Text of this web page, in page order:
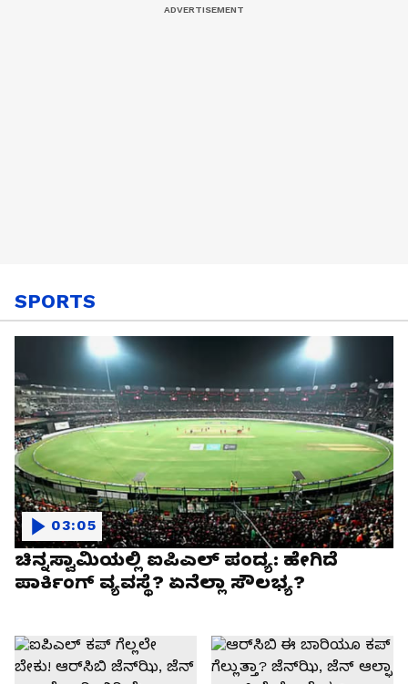
SPORTS
ಚಿನ್ನಸ್ವಾಮಿಯಲ್ಲಿ ಐಪಿಎಲ್‌ ಪಂದ್ಯ: ಹೇಗಿದೆ
ಪಾರ್ಕಿಂಗ್ ವ್ಯವಸ್ಥೆ? ಏನೆಲ್ಲಾ ಸೌಲಭ್ಯ?
03:05